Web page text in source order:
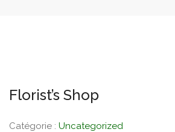
Florist’s Shop
Catégorie : Uncategorized